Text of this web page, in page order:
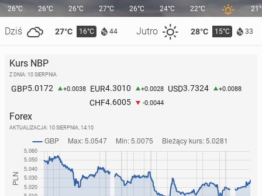
26°C
Dziś 27°C 16°C 44 Jutro 28°C 15°C 33
26°C 26°C 27°C 26°C 24°C 22°C
Kurs NBP
Z DNIA: 10 SIERPNIA
GBP5.0172 +0.0038 EUR4.3010 +0.0028 USD3.7324 +0.0088
CHF4.6005 -0.0044
Forex
AKTUALIZACJA: 10 SIERPNIA, 14:10